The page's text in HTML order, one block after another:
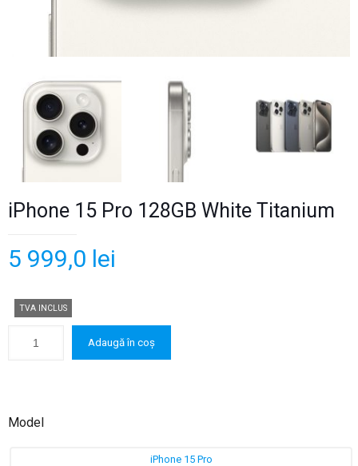
iPhone 15 Pro 128GB White Titanium
5 999,0 lei
TVA INCLUS
Adaugă în coș
Model
iPhone 15 Pro